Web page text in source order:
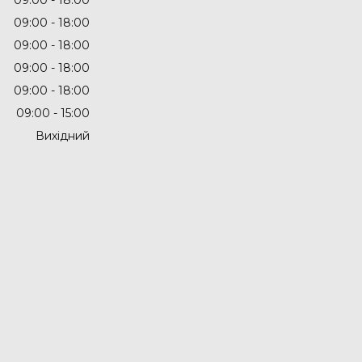
09:00
18:00
09:00
18:00
09:00
18:00
09:00
18:00
09:00
15:00
Вихідний